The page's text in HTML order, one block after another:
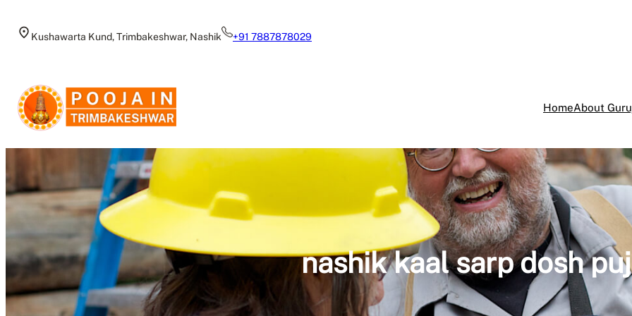
Kushawarta Kund, Trimbakeshwar, Nashik +91 7887878029
HomeAbout
nashik kaal sarp dosh